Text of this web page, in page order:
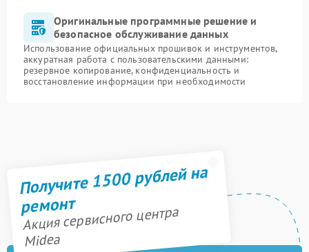
Оригинальные программные решение и
безопасное обслуживание данных
Использование официальных прошивок и инструментов,
аккуратная работа с пользовательскими данными:
резервное копирование, конфиденциальность и
восстановление информации при необходимости
Получите 1500 рублей на
ремонт
Акция сервисного центра
Midea